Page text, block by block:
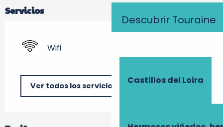
Descubrir Touraine
Castillos del Loira
Servicios
Wifi
Ver todos los servicios